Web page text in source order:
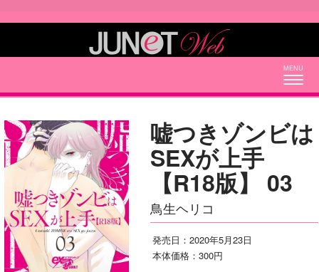
嘘つきゾンビは
SEXが上手
【R18版】 03
鳥生ヘリコ
発売日：2020年5月23日
本体価格：300円